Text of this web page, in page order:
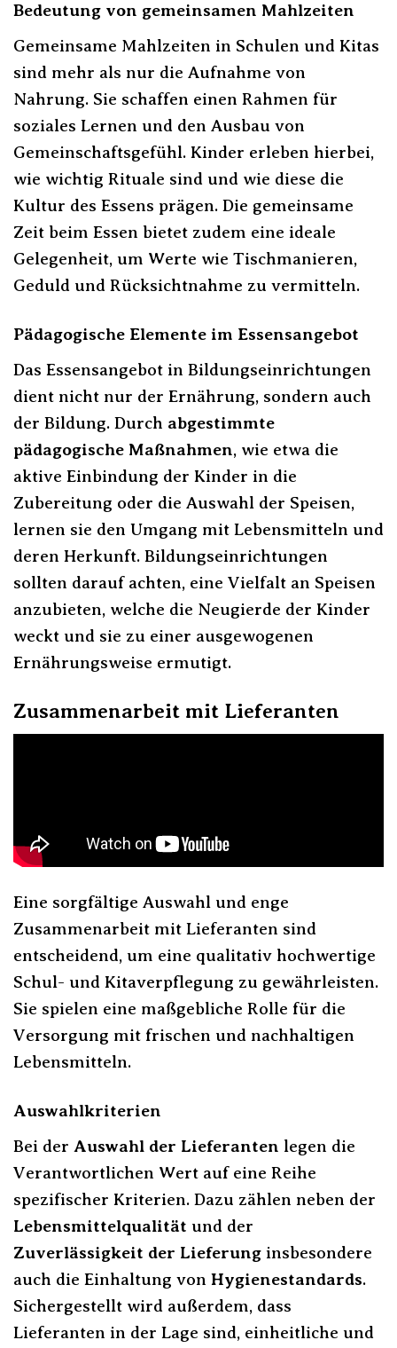
Bedeutung von gemeinsamen Mahlzeiten
Gemeinsame Mahlzeiten in Schulen und Kitas
sind mehr als nur die Aufnahme von
Nahrung. Sie schaffen einen Rahmen für
soziales Lernen und den Ausbau von
Gemeinschaftsgefühl. Kinder erleben hierbei,
wie wichtig Rituale sind und wie diese die
Kultur des Essens prägen. Die gemeinsame
Zeit beim Essen bietet zudem eine ideale
Gelegenheit, um Werte wie Tischmanieren,
Geduld und Rücksichtnahme zu vermitteln.
Pädagogische Elemente im Essensangebot
Das Essensangebot in Bildungseinrichtungen
dient nicht nur der Ernährung, sondern auch
der Bildung. Durch abgestimmte
pädagogische Maßnahmen, wie etwa die
aktive Einbindung der Kinder in die
Zubereitung oder die Auswahl der Speisen,
lernen sie den Umgang mit Lebensmitteln und
deren Herkunft. Bildungseinrichtungen
sollten darauf achten, eine Vielfalt an Speisen
anzubieten, welche die Neugierde der Kinder
weckt und sie zu einer ausgewogenen
Ernährungsweise ermutigt.
Zusammenarbeit mit Lieferanten
Eine sorgfältige Auswahl und enge
Zusammenarbeit mit Lieferanten sind
entscheidend, um eine qualitativ hochwertige
Schul- und Kitaverpflegung zu gewährleisten.
Sie spielen eine maßgebliche Rolle für die
Versorgung mit frischen und nachhaltigen
Lebensmitteln.
Auswahlkriterien
Bei der Auswahl der Lieferanten legen die
Verantwortlichen Wert auf eine Reihe
spezifischer Kriterien. Dazu zählen neben der
Lebensmittelqualität und der
Zuverlässigkeit der Lieferung insbesondere
auch die Einhaltung von Hygienestandards.
Sichergestellt wird außerdem, dass
Lieferanten in der Lage sind, einheitliche und